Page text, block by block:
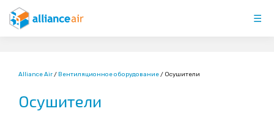
Skip
☰
Alliance Air/ Вентиляционное оборудование/ Осушители
Осушители